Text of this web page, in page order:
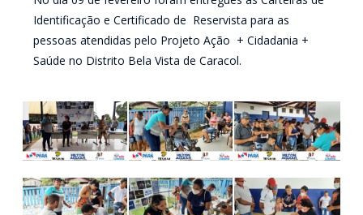
Identificação e Certificado de Reservista para as
pessoas atendidas pelo Projeto Ação + Cidadania +
Saúde no Distrito Bela Vista de Caracol.